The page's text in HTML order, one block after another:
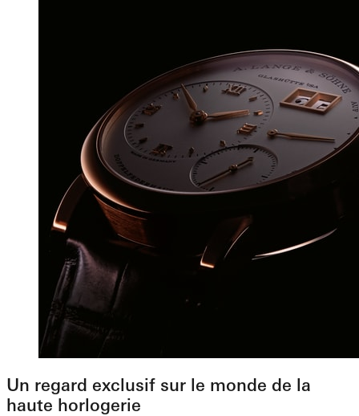
Un regard exclusif sur le monde de la
haute horlogerie